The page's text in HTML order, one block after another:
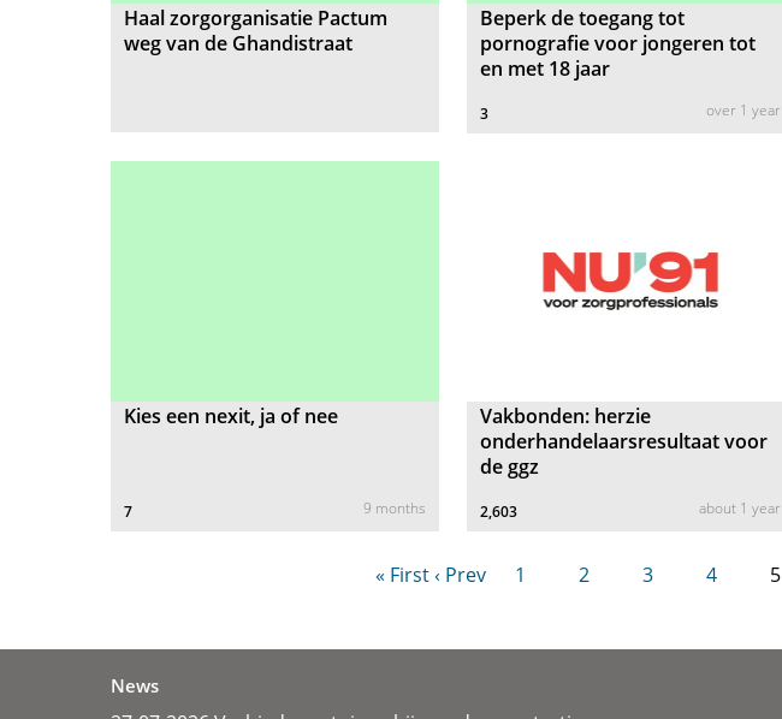
Haal zorgorganisatie Pactum
weg van de Ghandistraat
Beperk de toegang tot
pornografie voor jongeren tot
en met 18 jaar
3 over 1 year
Kies een nexit, ja of nee
7 9 months
Vakbonden: herzie
onderhandelaarsresultaat voor
de ggz
2,603 about 1 year
« First ‹ Prev 1 2 3 4 5
News